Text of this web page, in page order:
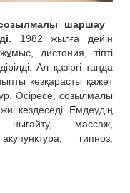
шаршау
1982 жылға дейін
дистония, тіпті
Ал қазіргі таңда
көзқарасты қажет
Әсіресе, созылмалы
кездеседі. Емдеудің
нығайту, массаж,
гипноз,